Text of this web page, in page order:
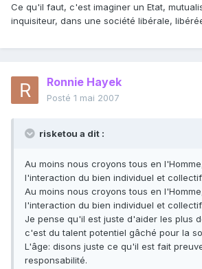
Ce qu'il faut, c'est imaginer un Etat,
inquisiteur, dans une société libérale,
Ronnie Hayek
Posté 1 mai 2007
risketou a dit :
Au moins nous croyons tous en
l'interaction du bien individuel et collectif.
Au moins nous croyons tous en
l'interaction du bien individuel et collectif.
Je pense qu'il est juste d'aider les plus
c'est du talent potentiel gâché pour la
L'âge: disons juste ce qu'il est fait
responsabilité.